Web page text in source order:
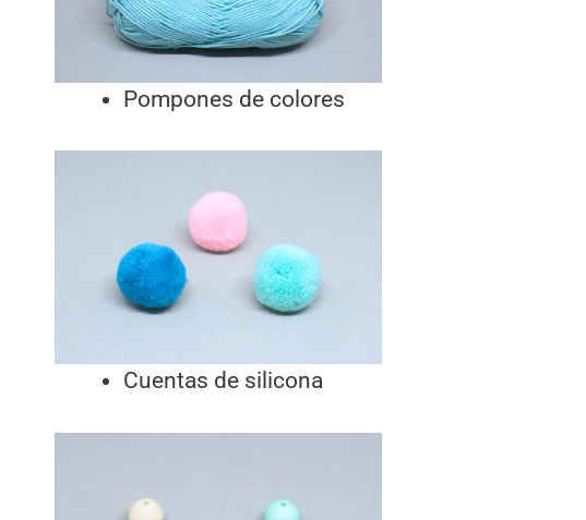
Pompones de colores
Cuentas de silicona